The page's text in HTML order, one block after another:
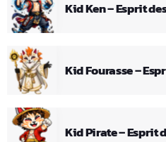
Kid Ken – Esprit
Kid Fourasse –
Kid Pirate – Esprit